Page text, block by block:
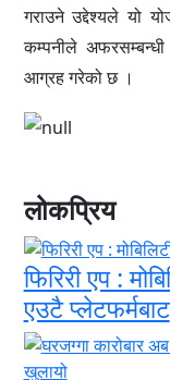
गराउने उद्देश्यले यो
कम्पनीले
आग्रह गरेको छ ।
लोकप्रिय
फिरिरी एप :
एउटै प्लेटफर्मबाट